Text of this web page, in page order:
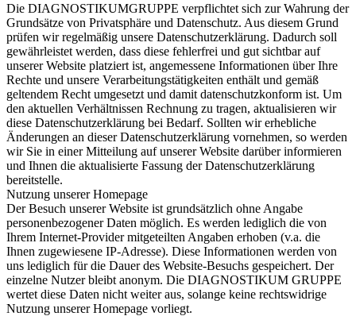
Die DIAGNOSTIKUMGRUPPE verpflichtet sich zur Wahrung der
Grundsätze von Privatsphäre und Datenschutz. Aus diesem Grund
prüfen wir regelmäßig unsere Datenschutzerklärung. Dadurch soll
gewährleistet werden, dass diese fehlerfrei und gut sichtbar auf
unserer Website platziert ist, angemessene Informationen über Ihre
Rechte und unsere Verarbeitungstätigkeiten enthält und gemäß
geltendem Recht umgesetzt und damit datenschutzkonform ist. Um
den aktuellen Verhältnissen Rechnung zu tragen, aktualisieren wir
diese Datenschutzerklärung bei Bedarf. Sollten wir erhebliche
Änderungen an dieser Datenschutzerklärung vornehmen, so werden
wir Sie in einer Mitteilung auf unserer Website darüber informieren
und Ihnen die aktualisierte Fassung der Datenschutzerklärung
bereitstelle.
Nutzung unserer Homepage
Der Besuch unserer Website ist grundsätzlich ohne Angabe
personenbezogener Daten möglich. Es werden lediglich die von
Ihrem Internet-Provider mitgeteilten Angaben erhoben (v.a. die
Ihnen zugewiesene IP-Adresse). Diese Informationen werden von
uns lediglich für die Dauer des Website-Besuchs gespeichert. Der
einzelne Nutzer bleibt anonym. Die DIAGNOSTIKUM GRUPPE
wertet diese Daten nicht weiter aus, solange keine rechtswidrige
Nutzung unserer Homepage vorliegt.